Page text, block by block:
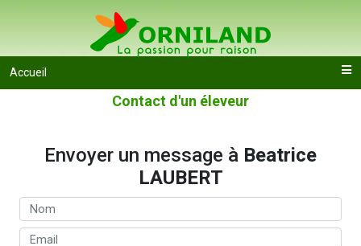
Accueil
Contact d'un éleveur
Envoyer un message à Beatrice
LAUBERT